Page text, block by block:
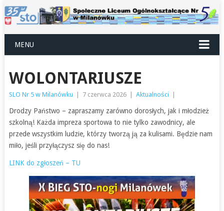
MENU
WOLONTARIUSZE
SLO Nr 5 w Milanówku 7 czerwca 2026 Aktualności
Drodzy Państwo – zapraszamy zarówno dorosłych, jak i młodzież
szkolną! Każda impreza sportowa to nie tylko zawodnicy, ale
przede wszystkim ludzie, którzy tworzą ją za kulisami. Będzie nam
miło, jeśli przyłączysz się do nas!
LINK do zgłoszeń – TU